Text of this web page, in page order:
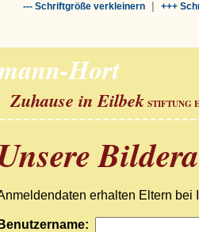
--- Schriftgröße verkleinern| +++
Hort
Zuhause in Eilbek STIFTUNG
erhalten Eltern bei
Benutzername: